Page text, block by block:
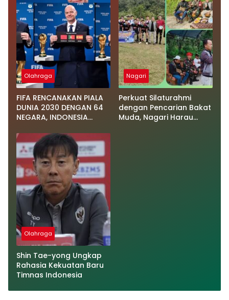
Olahraga
FIFA RENCANAKAN PIALA
DUNIA 2030 DENGAN 64
NEGARA, INDONESIA
Nagari
Perkuat Silaturahmi
dengan Pencarian Bakat
Muda, Nagari Harau
Olahraga
Shin Tae-yong Ungkap
Rahasia Kekuatan Baru
Timnas Indonesia